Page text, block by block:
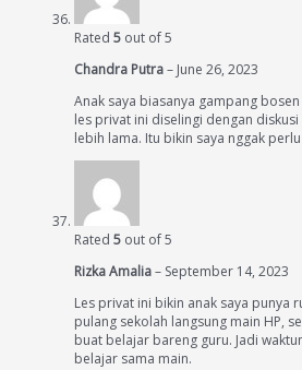
Rated 5 out of 5
Chandra Putra– June 26, 2023
Anak saya biasanya gampang
les privat ini diselingi dengan
lebih lama. Itu bikin saya nggak
Rated 5 out of 5
Rizka Amalia– September 14, 2023
Les privat ini bikin anak saya punya
pulang sekolah langsung main HP,
buat belajar bareng guru. Jadi
belajar sama main.